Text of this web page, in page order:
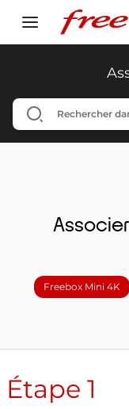
Freebox Mini 4K
Étape 1